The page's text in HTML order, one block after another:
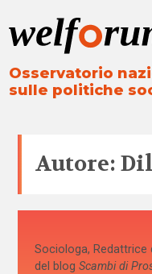
Osservatorio
sulle politiche
Autore:
Sociologa, Redattrice
del blog Scambi di